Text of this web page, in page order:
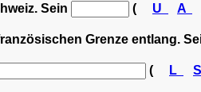
Sein ( U A
Grenze entlang.
( L S